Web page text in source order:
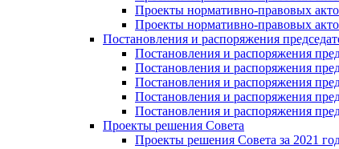
Проекты нормативно-правовых
Проекты нормативно-правовых
Постановления и распоряжения
Постановления и распоряжения
Постановления и распоряжения
Постановления и распоряжения
Постановления и распоряжения
Постановления и распоряжения
Проекты решения Cовета
Проекты решения Совета за 2021